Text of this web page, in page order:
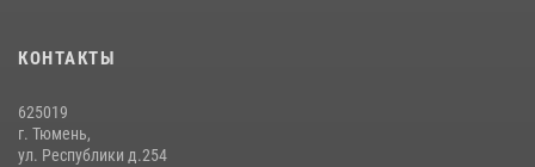
Сотрудники тюменского СОБР "Сова" отработали навыки
десантирования на Урале
КОНТАКТЫ
625019
г. Тюмень,
ул. Республики д.254